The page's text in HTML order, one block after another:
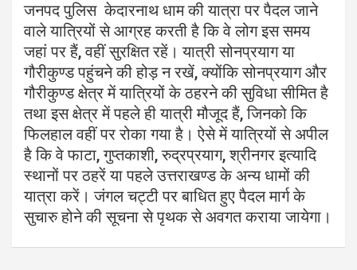
जनपद पुलिस केदारनाथ धाम की यात्रा पर पैदल जाने
वाले यात्रियों से आग्रह करती है कि वे लोग इस समय
जहां पर हैं, वहीं सुरक्षित रहें। यात्री सोनप्रयाग या
गौरीकुण्ड पहुंचने की होड़ न रखें, क्योंकि सोनप्रयाग और
गौरीकुण्ड क्षेत्र में यात्रियों के ठहरने की सुविधा सीमित है
तथा इस क्षेत्र में पहले ही यात्री मौजूद हैं, जिनको कि
फिलहाल वहीं पर रोका गया है। ऐसे में यात्रियों से अपील
है कि वे फाटा, गुप्तकाशी, रुद्रप्रयाग, श्रीनगर इत्यादि
स्थानों पर ठहरें या पहले उत्तराखण्ड के अन्य धामों की
यात्रा करें। जंगल चट्टी पर बाधित हुए पैदल मार्ग के
सुचारु होने की सूचना से पृथक से अवगत कराया जायेगा।